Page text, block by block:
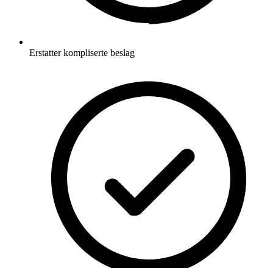
Erstatter kompliserte beslag